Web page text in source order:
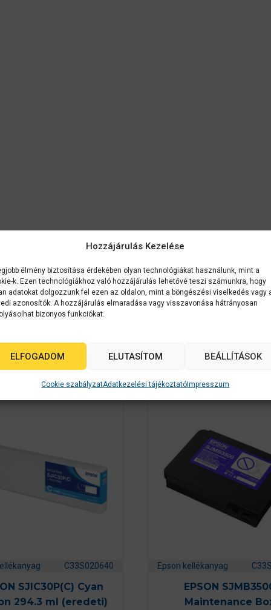
Hozzájárulás Kezelése
élmény biztosítása érdekében olyan technológiákat használunk, mint a
k. Ezen technológiákhoz való hozzájárulás lehetővé teszi számunkra, hogy
adatokat dolgozzunk fel ezen az oldalon, mint a böngészési viselkedés vagy
azonosítók. A hozzájárulás elmaradása vagy visszavonása hátrányosan
bizonyos funkciókat.
ELFOGADOM ELUTASÍTOM BEÁLLÍTÁSOK
Cookie szabályzatAdatkezelési tájékoztató Impresszum
C33S020640
SJIC30P(C) Cyan
294.3 ml (eredeti)
Epson kellékanyag
EPSON
Maintenance